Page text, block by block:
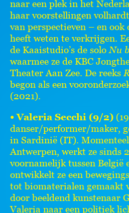
naar een plek in het
haar voorstellingen
van perspectieven – en ook
heeft weten te verkrijgen.
de Kaaistudio’s de solo Nu
waarmee ze de KBC
Theater Aan Zee. De reeks
begon als een
(2021).
• Valeria Secchi (9/2)
danser/performer/maker,
in Sardinië (IT).
Antwerpen, werkt ze sinds
voornamelijk tussen België
ontwikkelt ze een
tot biomaterialen gemaakt
door beeldend kunstenaar
Valeria naar een politiek